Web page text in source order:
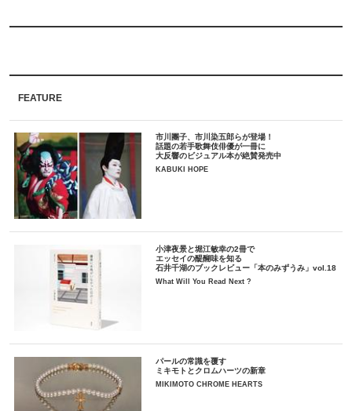
FEATURE
市川團子、市川染五郎らが登場！
話題の若手歌舞伎俳優が一冊に
大反響のビジュアル本が絶賛発売中
KABUKI HOPE
小津夜景と堀江敏幸の2冊で
エッセイの醍醐味を知る
石井千湖のブックレビュー「本のみずうみ」vol.18
What Will You Read Next ?
パールの常識を覆す
ミキモトとクロムハーツの新章
MIKIMOTO CHROME HEARTS